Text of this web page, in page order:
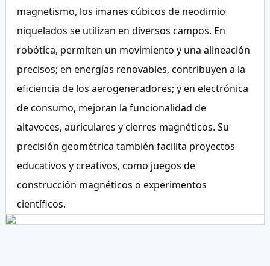
magnetismo, los imanes cúbicos de neodimio
niquelados se utilizan en diversos campos. En
robótica, permiten un movimiento y una alineación
precisos; en energías renovables, contribuyen a la
eficiencia de los aerogeneradores; y en electrónica
de consumo, mejoran la funcionalidad de
altavoces, auriculares y cierres magnéticos. Su
precisión geométrica también facilita proyectos
educativos y creativos, como juegos de
construcción magnéticos o experimentos
científicos.